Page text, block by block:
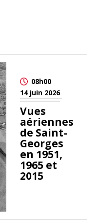
08h00
14 juin 2026
Vues
aériennes
de Saint-
Georges
en 1951,
1965 et
2015